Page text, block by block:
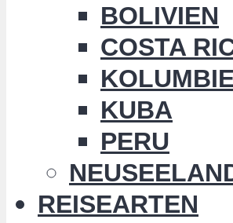
BOLIVIEN
COSTA
KUBA
PERU
REISEARTEN